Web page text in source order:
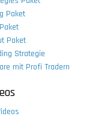
Paket
Paket
Strategie
mit Profi Tradern